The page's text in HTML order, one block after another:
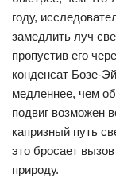
году,
замедлить луч
пропустив его
конденсат Бозе-
медленнее, чем
подвиг возможен
капризный путь
это бросает
природу.